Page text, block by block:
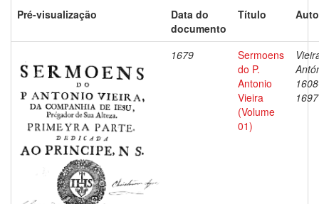
Pré-visualização
Data do
documento
Título
1679
Sermoens
do P.
Antonio
Vieira
(Volume
01)
1697